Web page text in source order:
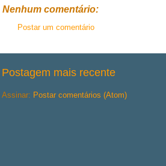
Nenhum comentário:
Postar um comentário
Postagem mais recente
Assinar: Postar comentários (Atom)